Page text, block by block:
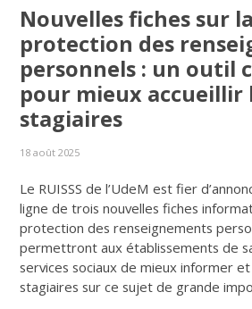
Nouvelles fiches sur la
protection des
personnels : un outil
pour mieux accueillir
stagiaires
18 août 2025
Le RUISSS de l’UdeM est fier
ligne de trois nouvelles fiches
protection des renseignements
permettront aux établissements de
services sociaux de mieux informer
stagiaires sur ce sujet de grande